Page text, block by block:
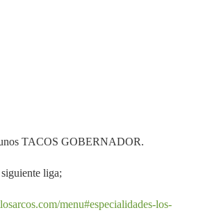
TACOS GOBERNADOR.
liga;
menu#especialidades-los-